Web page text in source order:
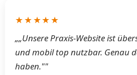
★★★★★
„„Unsere Praxis-Website ist
und mobil top nutzbar. Genau
haben.""